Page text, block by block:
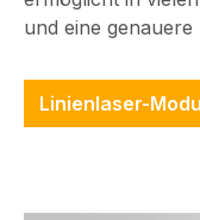
einstellbar
Parameter Potential
des Gehäuses:
und eine genauere
Linienlaser-